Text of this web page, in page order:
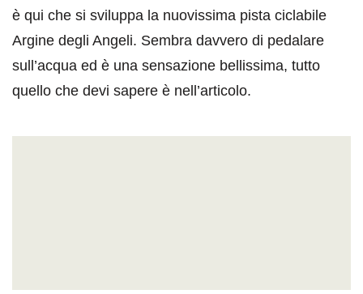
è qui che si sviluppa la nuovissima pista ciclabile
Argine degli Angeli. Sembra davvero di pedalare
sull’acqua ed è una sensazione bellissima, tutto
quello che devi sapere è nell’articolo.